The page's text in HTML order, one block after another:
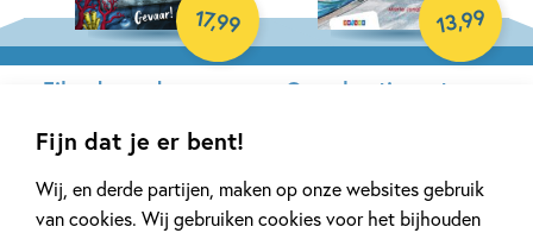
Fijn dat je er bent!
Wij, en derde partijen, maken op onze websites gebruik
van cookies. Wij gebruiken cookies voor het bijhouden
Eiland van de
Gevaar!
Gina Mayer, Clara Vath
17,99
Op vakantie met
Marte Jongbloed, Hélène
Jorna
13,99